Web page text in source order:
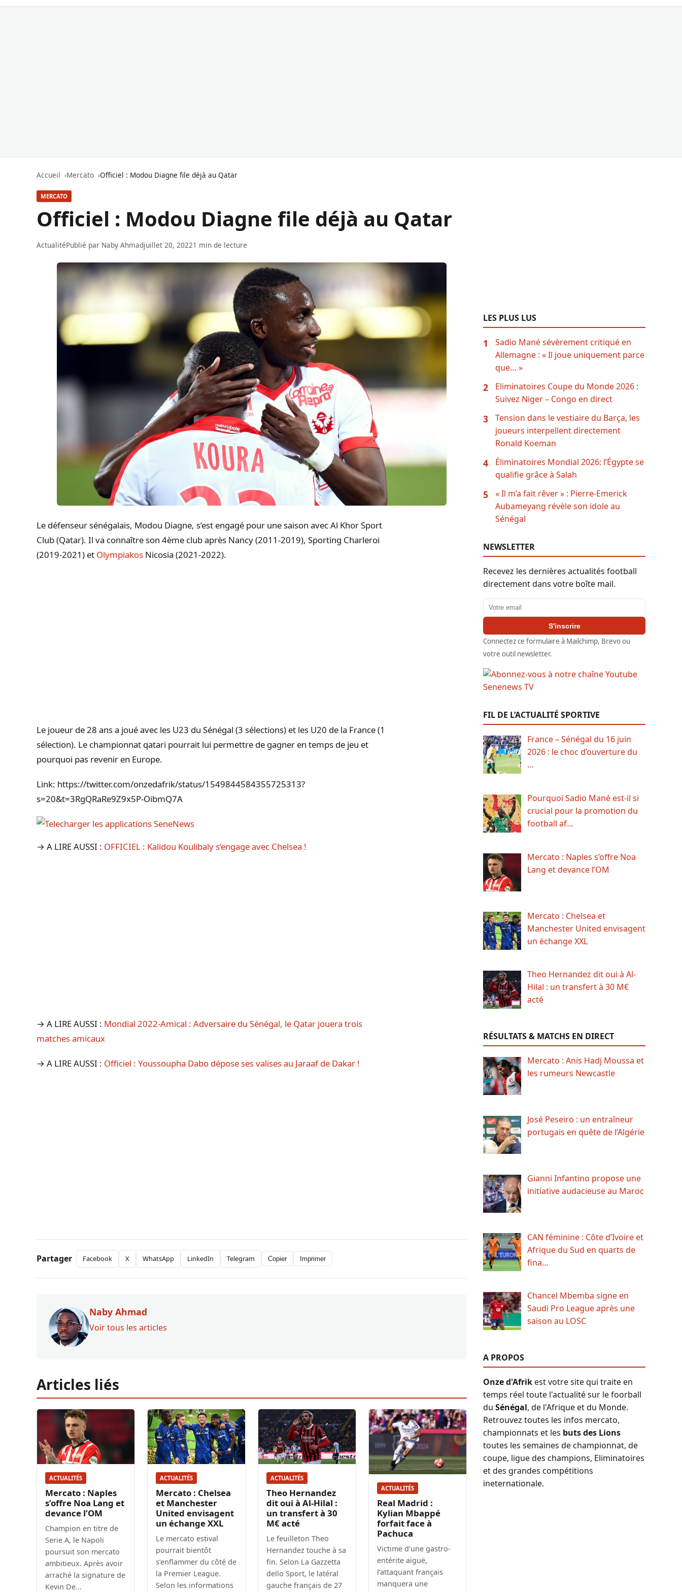
Accueil Mercato Officiel : Modou Diagne file déjà au Qatar
MERCATO
Officiel : Modou Diagne file déjà au Qatar
ActualitéPublié par Naby Ahmadjuillet 20, 20221 min de lecture
Le défenseur sénégalais, Modou Diagne, s’est engagé pour une saison avec Al Khor Sport
Club (Qatar). Il va connaître son 4ème club après Nancy (2011-2019), Sporting Charleroi
(2019-2021) et Olympiakos Nicosia (2021-2022).
Le joueur de 28 ans a joué avec les U23 du Sénégal (3 sélections) et les U20 de la France (1
sélection). Le championnat qatari pourrait lui permettre de gagner en temps de jeu et
pourquoi pas revenir en Europe.
Link: https://twitter.com/onzedafrik/status/1549844584355725313?
s=20&t=3RgQRaRe9Z9x5P-OibmQ7A
→ A LIRE AUSSI : OFFICIEL : Kalidou Koulibaly s’engage avec Chelsea !
→ A LIRE AUSSI : Mondial 2022-Amical : Adversaire du Sénégal, le Qatar jouera trois
matches amicaux
→ A LIRE AUSSI : Officiel : Youssoupha Dabo dépose ses valises au Jaraaf de Dakar !
Partager Facebook X WhatsApp LinkedIn Telegram Copier Imprimer
Naby Ahmad
Voir tous les articles
Articles liés
ACTUALITÉS
Mercato : Naples
s’offre Noa Lang et
devance l’OM
Champion en titre de
Serie A, le Napoli
poursuit son mercato
ambitieux. Après avoir
arraché la signature de
Kevin De…
ACTUALITÉS
Mercato : Chelsea
et Manchester
United envisagent
un échange XXL
Le mercato estival
pourrait bientôt
s’enflammer du côté de
la Premier League.
Selon les informations
ACTUALITÉS
Theo Hernandez
dit oui à Al-Hilal :
un transfert à 30
M€ acté
Le feuilleton Theo
Hernandez touche à sa
fin. Selon La Gazzetta
dello Sport, le latéral
gauche français de 27
ACTUALITÉS
Real Madrid :
Kylian Mbappé
forfait face à
Pachuca
Victime d’une gastro-
entérite aiguë,
l’attaquant français
manquera une
LES PLUS LUS
1
Sadio Mané sévèrement critiqué en
Allemagne : « Il joue uniquement parce
que… »
2
Eliminatoires Coupe du Monde 2026 :
Suivez Niger – Congo en direct
3
Tension dans le vestiaire du Barça, les
joueurs interpellent directement
Ronald Koeman
4
Éliminatoires Mondial 2026: l’Égypte se
qualifie grâce à Salah
5
« Il m’a fait rêver » : Pierre-Emerick
Aubameyang révèle son idole au
Sénégal
NEWSLETTER
Recevez les dernières actualités football
directement dans votre boîte mail.
Adresse email
S'inscrire
Connectez ce formulaire à Mailchimp, Brevo ou
votre outil newsletter.
FIL DE L’ACTUALITÉ SPORTIVE
France – Sénégal du 16 juin
2026 : le choc d’ouverture du
…
Pourquoi Sadio Mané est-il si
crucial pour la promotion du
football af…
Mercato : Naples s’offre Noa
Lang et devance l’OM
Mercato : Chelsea et
Manchester United envisagent
un échange XXL
Theo Hernandez dit oui à Al-
Hilal : un transfert à 30 M€
acté
RÉSULTATS & MATCHS EN DIRECT
Mercato : Anis Hadj Moussa et
les rumeurs Newcastle
José Peseiro : un entraîneur
portugais en quête de l’Algérie
Gianni Infantino propose une
initiative audacieuse au Maroc
CAN féminine : Côte d’Ivoire et
Afrique du Sud en quarts de
fina…
Chancel Mbemba signe en
Saudi Pro League après une
saison au LOSC
A PROPOS
Onze d'Afrikest votre site qui traite en
temps réel toute l'actualité sur le foorball
du Sénégal, de l'Afrique et du Monde.
Retrouvez toutes les infos mercato,
championnats et les buts des Lions
toutes les semaines de championnat, de
coupe, ligue des champions, Eliminatoires
et des grandes compétitions
ineternationale.